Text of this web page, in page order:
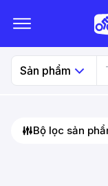
Sản phẩm
Bộ lọc sản